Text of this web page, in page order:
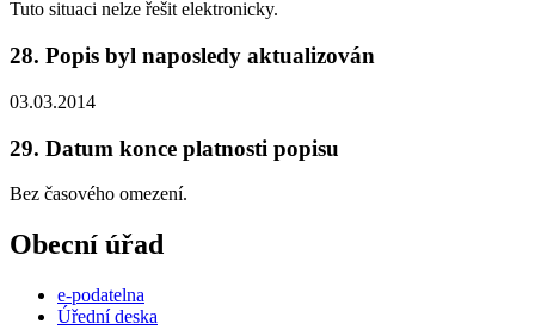
Tuto situaci nelze řešit elektronicky.
28. Popis byl naposledy aktualizován
03.03.2014
29. Datum konce platnosti popisu
Bez časového omezení.
Obecní úřad
e-podatelna
Úřední deska